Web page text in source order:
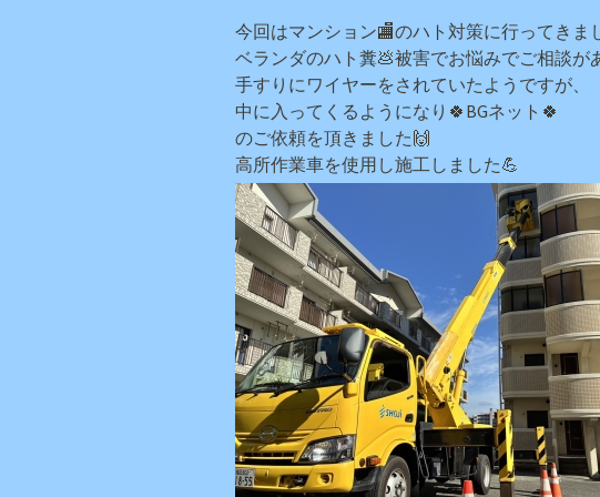
今回はマンション🏬のハト対策に行ってきま
ベランダのハト糞💩被害でお悩みでご相談が
手すりにワイヤーをされていたようですが、
中に入ってくるようになり🍀BGネット🍀
のご依頼を頂きました🙌
高所作業車を使用し施工しました💪